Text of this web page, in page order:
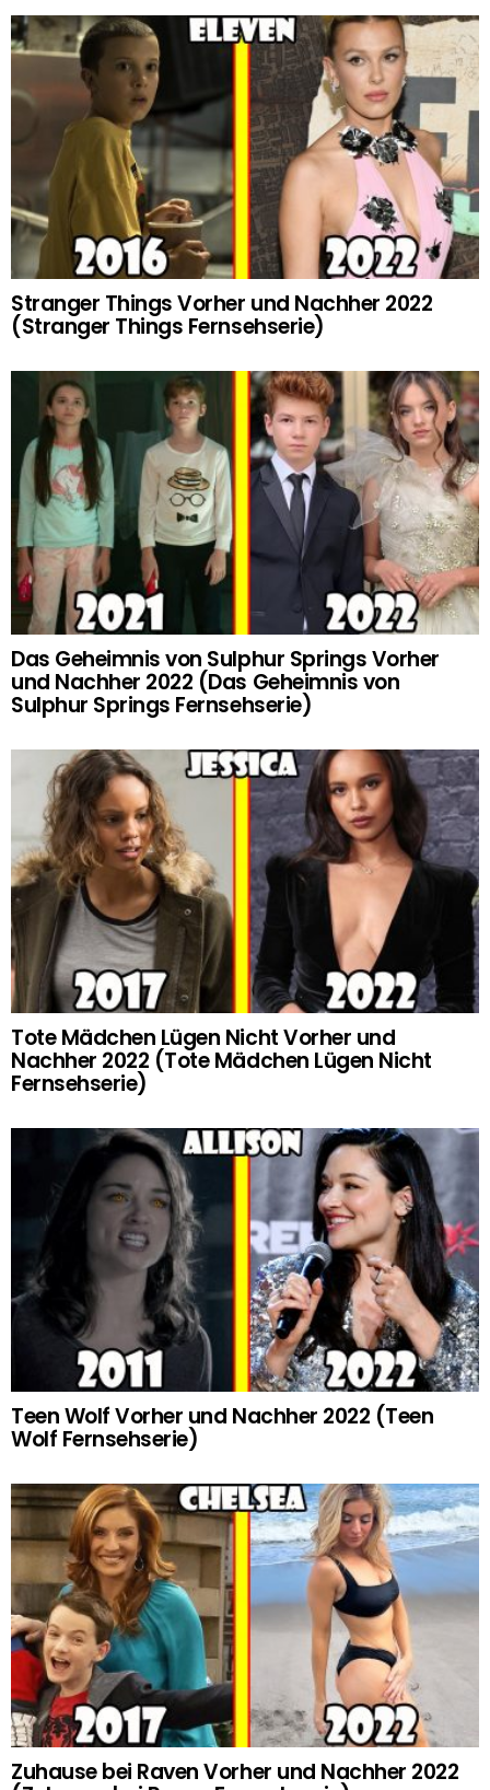
Stranger Things Vorher und Nachher 2022
(Stranger Things Fernsehserie)
Das Geheimnis von Sulphur Springs Vorher
und Nachher 2022 (Das Geheimnis von
Sulphur Springs Fernsehserie)
Tote Mädchen Lügen Nicht Vorher und
Nachher 2022 (Tote Mädchen Lügen Nicht
Fernsehserie)
Teen Wolf Vorher und Nachher 2022 (Teen
Wolf Fernsehserie)
Zuhause bei Raven Vorher und Nachher 2022